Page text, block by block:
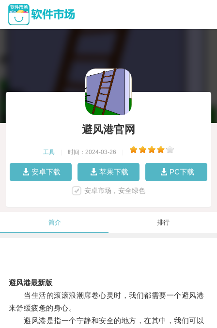
避风港官网
工具 时间：2024-03-26
安卓下载 苹果下载 PC下载
安卓市场，安全绿色
简介 排行
避风港最新版
当生活的滚滚浪潮席卷心灵时，我们都需要一个避风港
来舒缓疲惫的身心。
避风港是指一个宁静和安全的地方，在其中，我们可以